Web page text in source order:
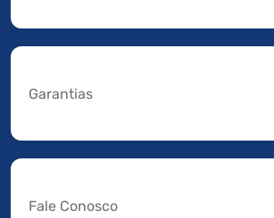
Garantias
Fale Conosco